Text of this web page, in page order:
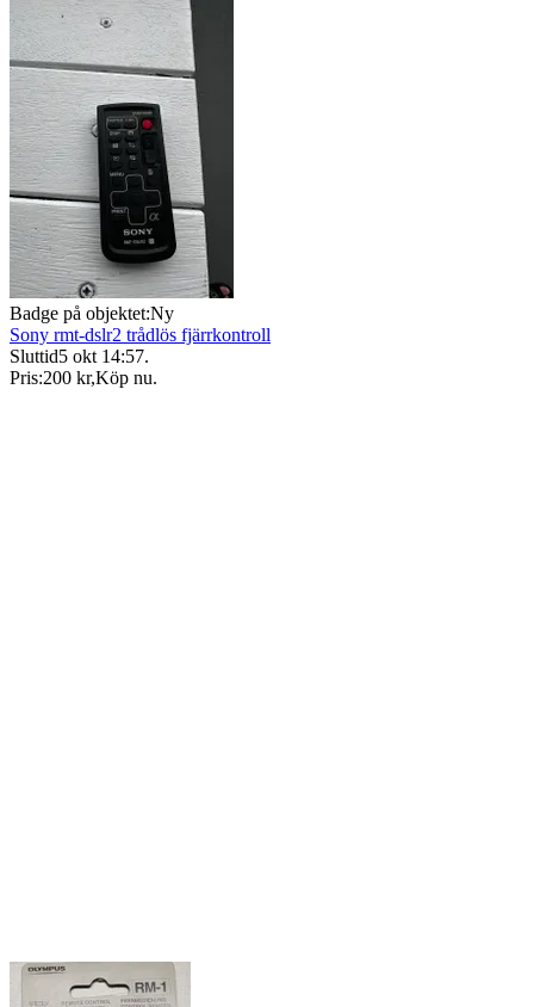
Badge på objektet:Ny
Sony rmt-dslr2 trådlös fjärrkontroll
Sluttid5 okt 14:57.
Pris:200 kr,Köp nu.